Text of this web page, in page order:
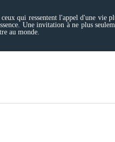
qui ressentent l'appel d'une
Une invitation à ne plus
au monde.